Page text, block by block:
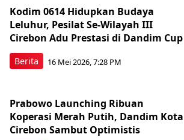
Berita
Kodim 0614 Hidupkan Budaya
Leluhur, Pesilat Se-Wilayah III
Cirebon Adu Prestasi di Dandim Cup
16 Mei 2026, 7:28 PM
Prabowo Launching Ribuan
Koperasi Merah Putih, Dandim Kota
Cirebon Sambut Optimistis